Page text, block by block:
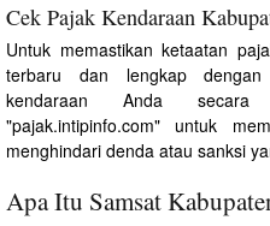
Cek Pajak Kendaraan
Untuk memastikan ketaatan
terbaru dan lengkap dengan
kendaraan Anda
"pajak.intipinfo.com" untuk
menghindari denda atau sanksi
Apa Itu Samsat